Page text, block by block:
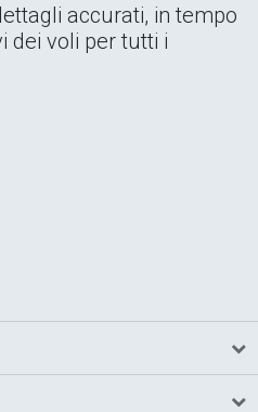
accurati, in tempo
dei voli per tutti i